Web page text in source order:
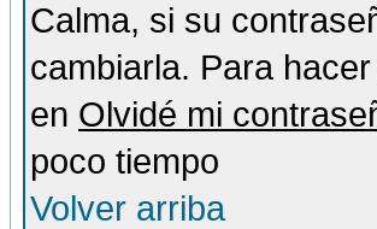
Calma, si su
cambiarla. Para
en Olvidé mi
poco tiempo
Volver arriba